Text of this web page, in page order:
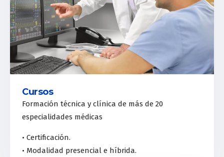
Cursos
Formación técnica y clínica de más de 20
especialidades médicas
• Certificación.
• Modalidad presencial e híbrida.